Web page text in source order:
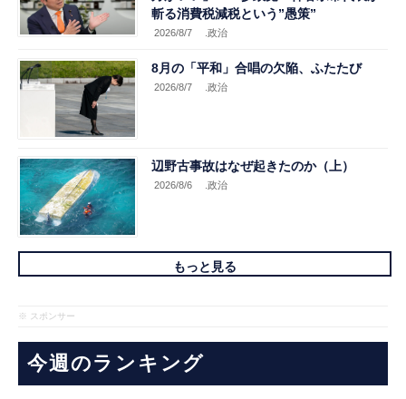
斬る消費税減税という”愚策”
2026/8/7 .政治
8月の「平和」合唱の欠陥、ふたたび
2026/8/7 .政治
辺野古事故はなぜ起きたのか（上）
2026/8/6 .政治
もっと見る
※ スポンサー
今週のランキング